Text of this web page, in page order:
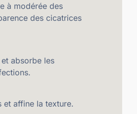
à modérée des
des cicatrices
absorbe les
et affine la texture.